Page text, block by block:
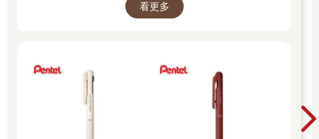
看更多